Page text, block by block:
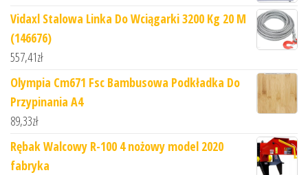
Vidaxl Stalowa Linka Do Wciągarki 3200 Kg 20 M
(146676)
557,41zł
Olympia Cm671 Fsc Bambusowa Podkładka Do
Przypinania A4
89,33zł
Rębak Walcowy R-100 4 nożowy model 2020
fabryka